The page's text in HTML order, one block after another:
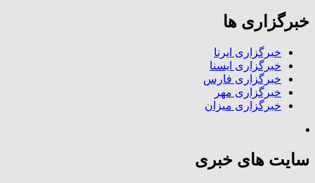
خبرگزاری ها
خبرگزاری ایرنا
خبرگزاری ایسنا
خبرگزاری فارس
خبرگزاری مهر
خبرگزاری میزان
سایت های خبری